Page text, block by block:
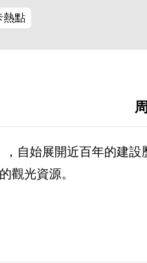
熱點
自始展開近百年的建設
觀光資源。